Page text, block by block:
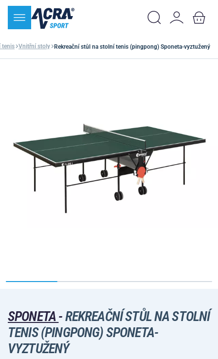
tenis Vnitřní stoly Rekreační stůl na stolní tenis (pingpong) Sponeta-vyztužený
SPONETA-REKREAČNÍ STŮL NA STOLNÍ
TENIS (PINGPONG) SPONETA-
VYZTUŽENÝ